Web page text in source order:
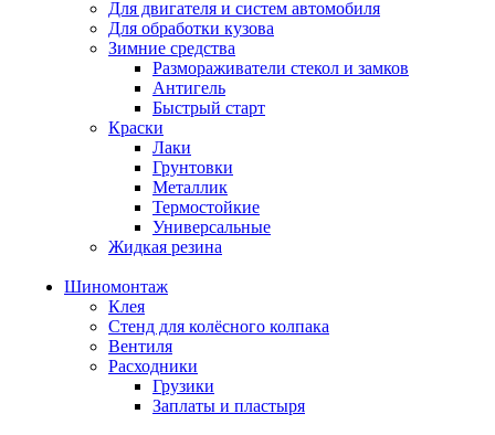
Для двигателя и систем автомобиля
Для обработки кузова
Зимние средства
Размораживатели стекол и замков
Антигель
Быстрый старт
Краски
Лаки
Грунтовки
Металлик
Термостойкие
Универсальные
Жидкая резина
Шиномонтаж
Клея
Стенд для колёсного колпака
Вентиля
Расходники
Грузики
Заплаты и пластыря